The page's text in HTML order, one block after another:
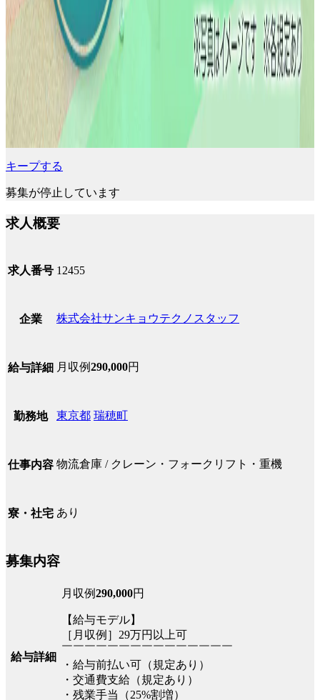
キープする
募集が停止しています
求人概要
求人番号 12455
企業 株式会社サンキョウテクノスタッフ
給与詳細 月収例290,000円
勤務地 東京都 瑞穂町
仕事内容 物流倉庫 / クレーン・フォークリフト・重機
寮・社宅 あり
募集内容
給与詳細
月収例290,000円
【給与モデル】
［月収例］29万円以上可
￣￣￣￣￣￣￣￣￣￣￣￣￣￣￣
・給与前払い可（規定あり）
・交通費支給（規定あり）
・残業手当（25%割増）